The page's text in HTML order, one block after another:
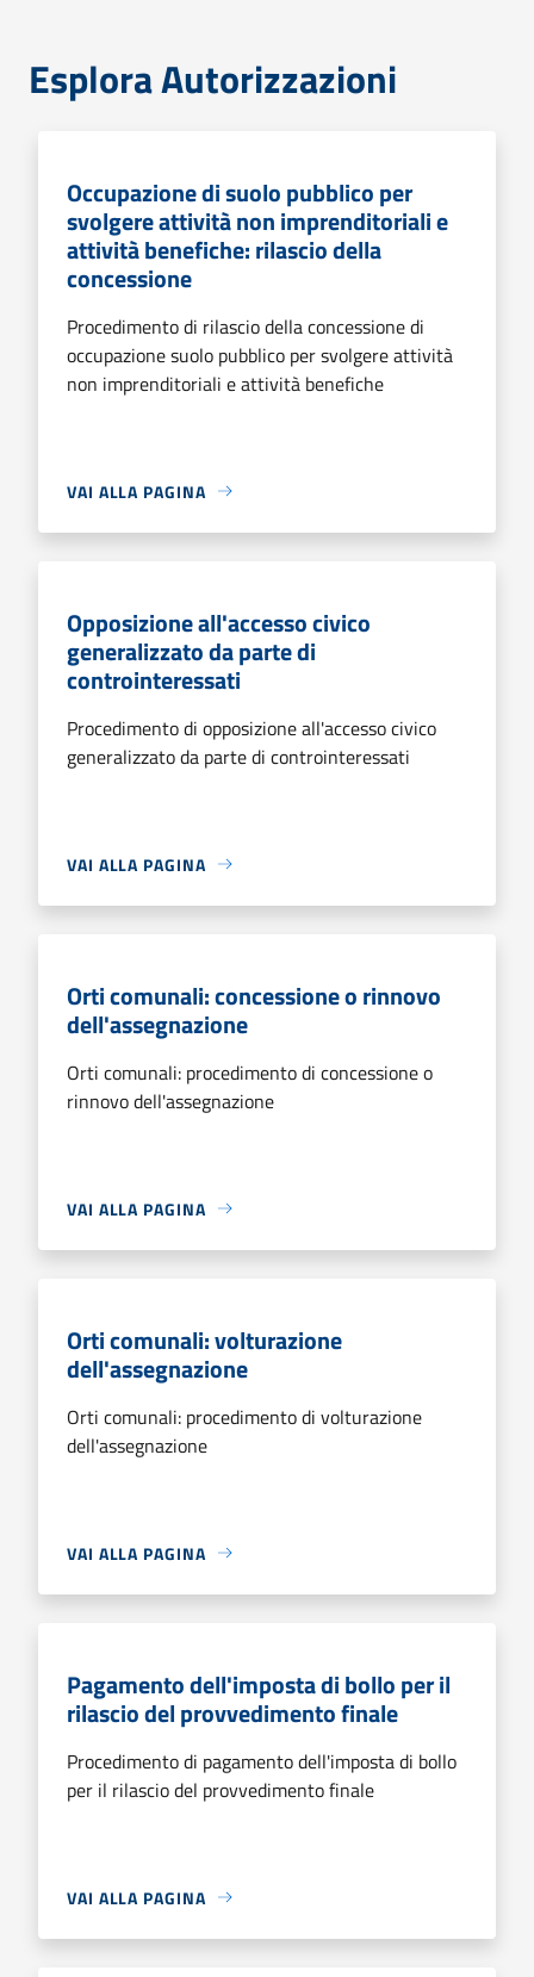
Esplora Autorizzazioni
Occupazione di suolo pubblico per
svolgere attività non imprenditoriali e
attività benefiche: rilascio della
concessione
Procedimento di rilascio della concessione di
occupazione suolo pubblico per svolgere attività
non imprenditoriali e attività benefiche
VAI ALLA PAGINA
Opposizione all'accesso civico
generalizzato da parte di
controinteressati
Procedimento di opposizione all'accesso civico
generalizzato da parte di controinteressati
VAI ALLA PAGINA
Orti comunali: concessione o rinnovo
dell'assegnazione
Orti comunali: procedimento di concessione o
rinnovo dell'assegnazione
VAI ALLA PAGINA
Orti comunali: volturazione
dell'assegnazione
Orti comunali: procedimento di volturazione
dell'assegnazione
VAI ALLA PAGINA
Pagamento dell'imposta di bollo per il
rilascio del provvedimento finale
Procedimento di pagamento dell'imposta di bollo
per il rilascio del provvedimento finale
VAI ALLA PAGINA